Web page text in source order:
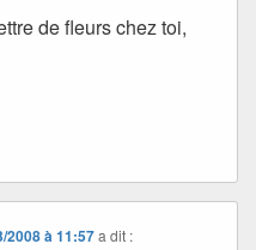
de fleurs chez toi,
2008 à 11:57 a dit :